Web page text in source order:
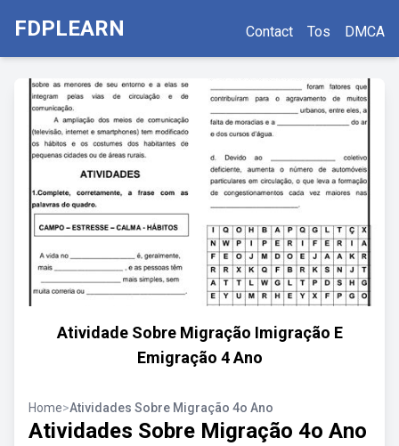
FDPLEARN Contact Tos DMCA
Atividade Sobre Migração Imigração E
Emigração 4 Ano
Home>Atividades Sobre Migração 4o Ano
Atividades Sobre Migração 4o Ano